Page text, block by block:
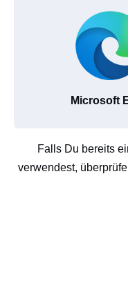
Microsoft
Falls Du bereits
verwendest,